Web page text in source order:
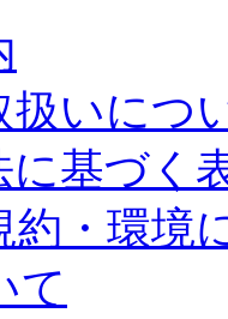
扱いにつ
に基づく
約・環境
て